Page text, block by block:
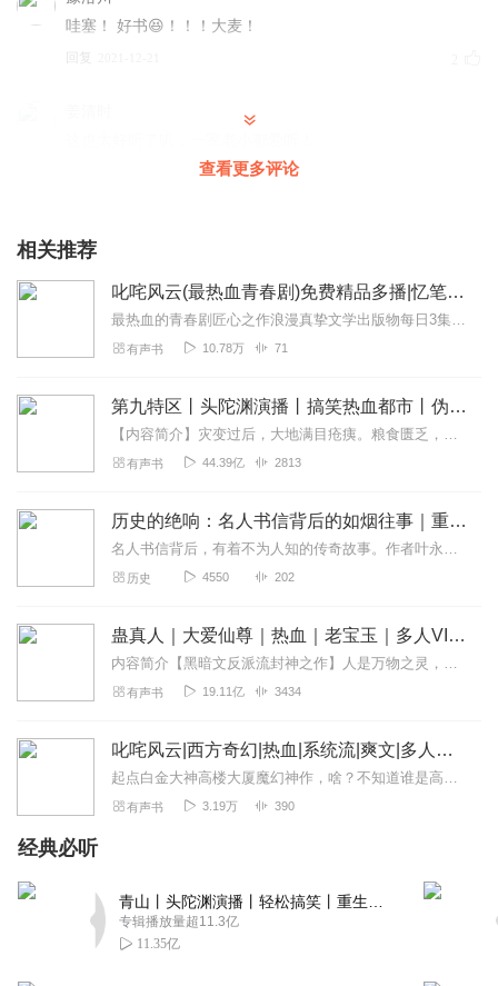
哇塞！ 好书😆！！！大麦！
回复
查看更多评论
相关推荐
叱咤风云(最热血青春剧)免费精品多播|忆笔生花著
最热血的青春剧匠心之作浪漫真挚文学出版物每日3集更新，欢迎订阅分享五星好评猫本凯西和她小伙伴们共同演播内容简介故事从大四毕业开始，面临毕业的吴云...
有声书 10.78万 71
第九特区丨头陀渊演播丨搞笑热血都市丨伪戒丨VIP免费多人有声剧
【内容简介】灾变过后，大地满目疮痍。粮食匮乏，资源紧俏，局势混乱……一位从待规划区杀出来的青年，背对着漫天黄沙，孤身来到九区谋生，却不曾想偶然结识三五好友，一念...
有声书 44.39亿 2813
历史的绝响：名人书信背后的如烟往事｜重现叱咤风云的政坛人物、艺术家、科学大家等的历史命运
名人书信背后，有着不为人知的传奇故事。作者叶永烈以自己交往、采访中的第一手名人书信为媒介，讲述这些书信的来龙去脉，以及背后不为人知的故事，每一个故事也都是一篇人...
历史 4550 202
蛊真人｜大爱仙尊｜热血｜老宝玉｜多人VIP免费有声剧
内容简介【黑暗文反派流封神之作】人是万物之灵，蛊是天地真精。一个穿越者不断重生的故事。一个养蛊、炼蛊、用蛊的奇特世界。配音组（男角色）老宝玉旁白...
有声书 19.11亿 3434
叱咤风云|西方奇幻|热血|系统流|爽文|多人有声剧
起点白金大神高楼大厦魔幻神作，啥？不知道谁是高楼大厦？《太初》听过没，就是高楼大厦写滴！这本书是大神10年前60万订阅的神作！有声演播全网首发！！快来听！！剧情...
有声书 3.19万 390
经典必听
专辑播放量超11.3亿
11.35亿